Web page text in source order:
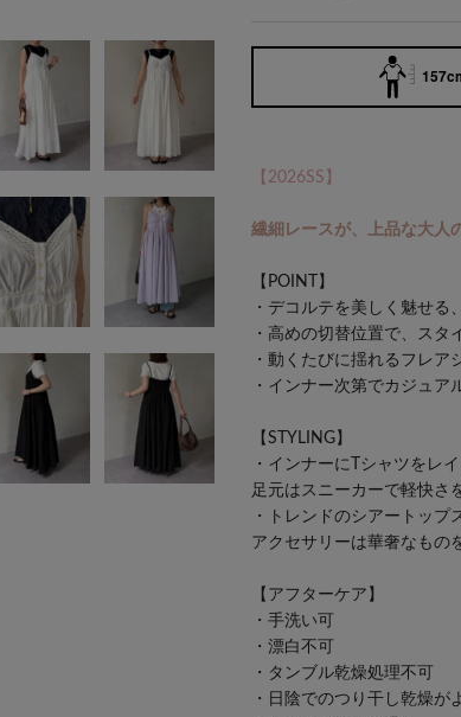
【2026SS】
繊細レースが、上品な大人
【POINT】
・デコルテを美しく魅せる
・高めの切替位置で、ス
・動くたびに揺れるフレア
・インナー次第でカジュ
【STYLING】
・インナーにTシャツをレ
足元はスニーカーで軽快さ
・トレンドのシアートップ
アクセサリーは華奢なもの
【アフターケア】
・手洗い可
・漂白不可
・タンブル乾燥処理不可
・日陰でのつり干し乾燥が